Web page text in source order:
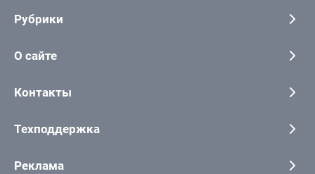
Рубрики
О сайте
Контакты
Техподдержка
Реклама